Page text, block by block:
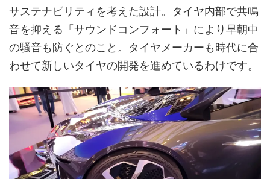
サステナビリティを考えた設計。タイヤ内部で共鳴
音を抑える「サウンドコンフォート」により早朝中
の騒音も防ぐとのこと。タイヤメーカーも時代に合
わせて新しいタイヤの開発を進めているわけです。